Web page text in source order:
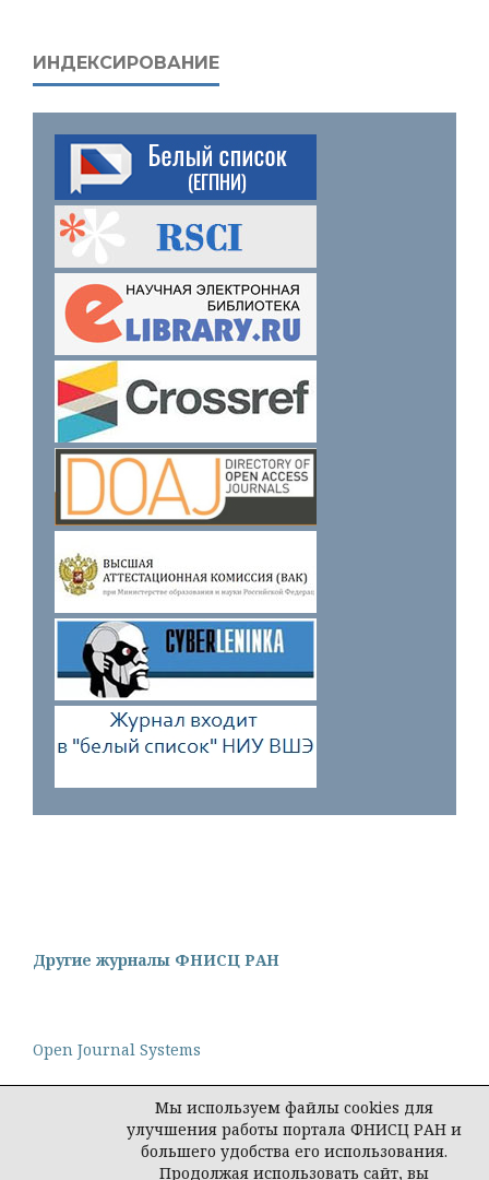
ИНДЕКСИРОВАНИЕ
Другие журналы ФНИСЦ РАН
Open Journal Systems
Политика конфиденциальности персональных
Мы используем файлы cookies для
улучшения работы портала ФНИСЦ РАН и
большего удобства его использования.
Продолжая использовать сайт, вы